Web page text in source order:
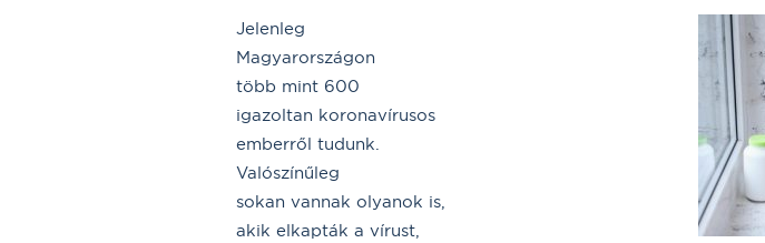
Jelenleg
Magyarországon
több mint 600
igazoltan koronavírusos
emberről tudunk.
Valószínűleg
sokan vannak olyanok is,
akik elkapták a vírust,